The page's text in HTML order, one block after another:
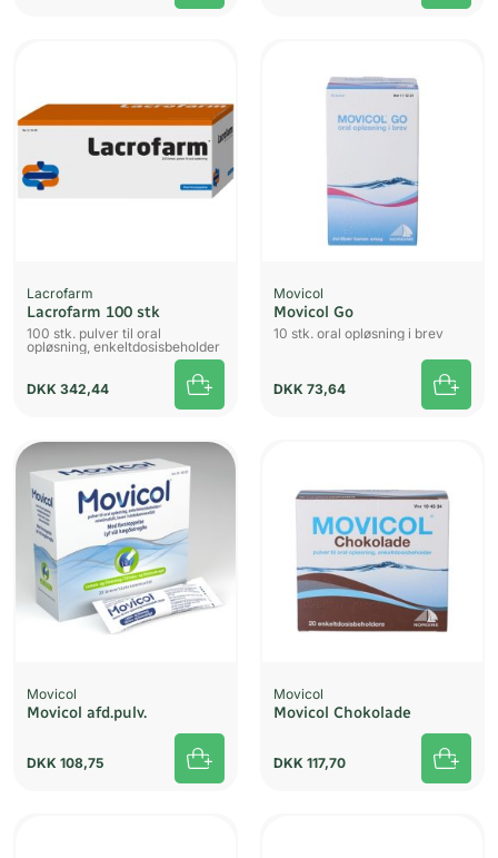
Lacrofarm
Lacrofarm 100 stk
100 stk. pulver til oral
opløsning, enkeltdosisbeholder
DKK 342,44
Movicol
Movicol Go
10 stk. oral opløsning i brev
DKK 73,64
Movicol
Movicol afd.pulv.
DKK 108,75
Movicol
Movicol Chokolade
DKK 117,70